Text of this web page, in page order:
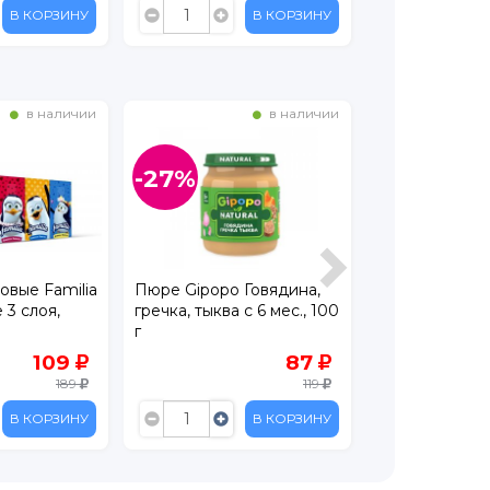
В КОРЗИНУ В КОРЗИНУ
в наличии
Familia
3 слоя,
109
189
В КОРЗИНУ
в наличии
-27%
Пюре Gipopo Говядина,
гречка, тыква с 6 мес., 100
г
87
119
В КОРЗИНУ